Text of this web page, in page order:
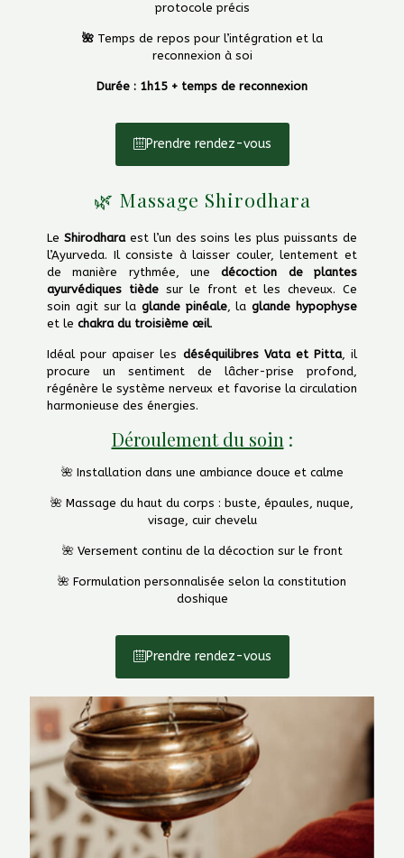
protocole précis
🌺 Temps de repos pour l’intégration et la
reconnexion à soi
Durée : 1h15 + temps de reconnexion
Prendre rendez-vous
🌿 Massage Shirodhara
Le Shirodharaest l’un des soins les plus puissants de
l’Ayurveda. Il consiste à laisser couler, lentement et
de manière rythmée, unedécoction de plantes
ayurvédiques tièdesur le front et les cheveux. Ce
soin agit sur la glande pinéale, laglande hypophyse
et lechakra du troisième œil.
Idéal pour apaiser les déséquilibres Vata et Pitta, il
procure un sentiment de lâcher-prise profond,
régénère le système nerveux et favorise la circulation
harmonieuse des énergies.
Déroulement du soin :
🌺 Installation dans une ambiance douce et calme
🌺 Massage du haut du corps : buste, épaules, nuque,
visage, cuir chevelu
🌺 Versement continu de la décoction sur le front
🌺 Formulation personnalisée selon la constitution
doshique
Prendre rendez-vous